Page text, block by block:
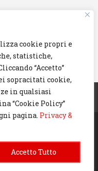
cookie propri e
statistiche,
“Accetto”
sopracitati cookie,
in qualsiasi
“Cookie Policy”
pagina. Privacy &
Accetto Tutto